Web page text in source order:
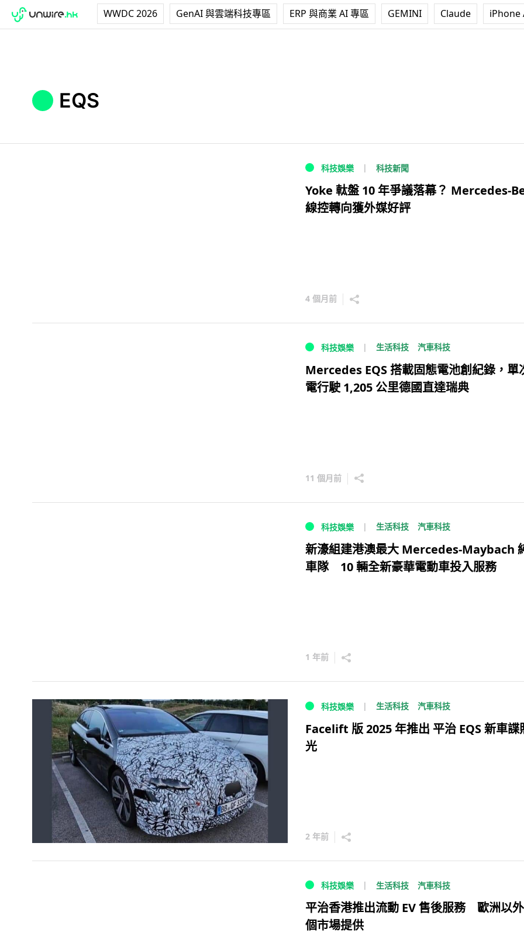
WWDC 2026 GenAI 與雲端科技專區 ERP 與商業 AI 專區 GEMINI Claude iPhone
EQS
科技娛樂 科技新聞
Yoke 軚盤 10 年爭議落幕？ Mercedes-
線控轉向獲外媒好評
4 個月前
科技娛樂 生活科技 汽車科技
Mercedes EQS 搭載固態電池創紀錄，單
電行駛 1,205 公里德國直達瑞典
11 個月前
科技娛樂 生活科技 汽車科技
新濠組建港澳最大 Mercedes-Maybach
車隊 10 輛全新豪華電動車投入服務
1 年前
科技娛樂 生活科技 汽車科技
Facelift 版 2025 年推出 平治 EQS 新車諜
光
2 年前
科技娛樂 生活科技 汽車科技
平治香港推出流動 EV 售後服務 歐洲以
個市場提供